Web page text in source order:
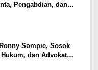
Pengabdian, dan
Sompie, Sosok
dan Advokat